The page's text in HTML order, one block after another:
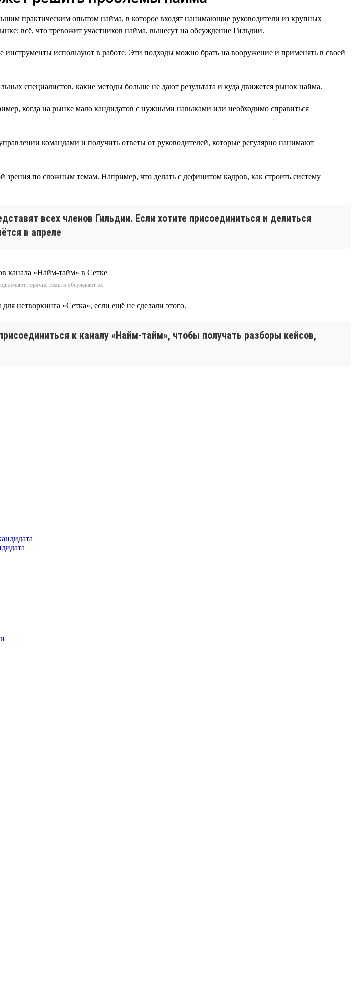
практическим опытом найма, в которое входят нанимающие руководители из крупных
всё, что тревожит участников найма, вынесут на обсуждение Гильдии.
используют в работе. Эти подходы можно брать на вооружение и применять в своей
специалистов, какие методы больше не дают результата и куда движется рынок найма.
когда на рынке мало кандидатов с нужными навыками или необходимо справиться
командами и получить ответы от руководителей, которые регулярно нанимают
зрения по сложным темам. Например, что делать с дефицитом кадров, как строить систему
всех членов Гильдии. Если хотите присоединиться и делиться
в апреле
горячие темы и обсуждают их
нетворкинга «Сетка», если ещё не сделали этого.
к каналу «Найм-тайм», чтобы получать разборы кейсов,